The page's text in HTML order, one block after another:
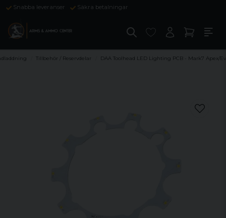
Snabba leveranser Säkra betalningar
Tillbehör / Reservdelar DAA Toolhead LED Lighting PCB - Mark7 Apex/